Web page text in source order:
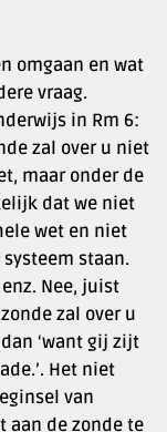
omgaan en wat
vraag.
in Rm 6:
zal over u niet
maar onder de
dat we niet
wet en niet
staan.
Nee, juist
zal over u
‘want gij zijt
Het niet
van
de zonde te